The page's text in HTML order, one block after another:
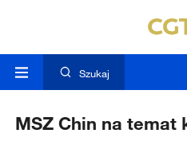
Szukaj
MSZ Chin na temat